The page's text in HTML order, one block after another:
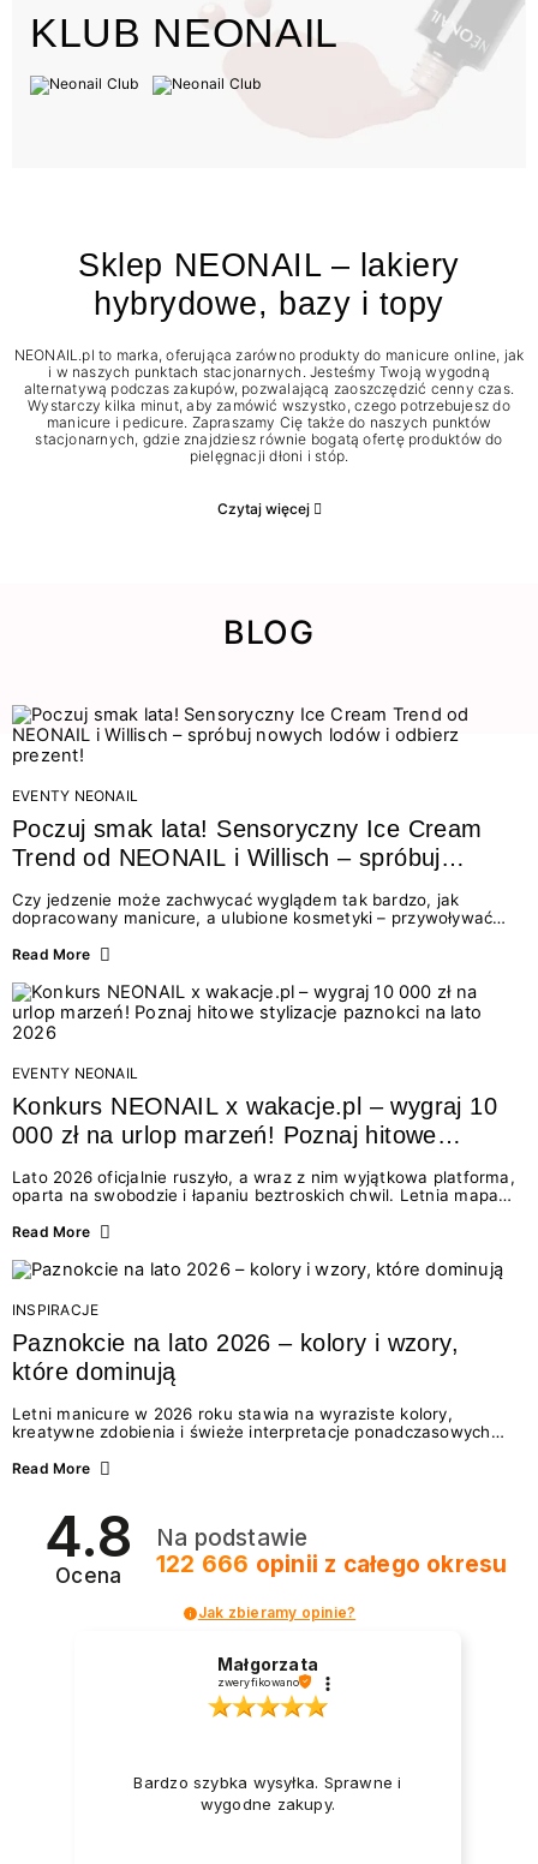
KLUB NEONAIL
Sklep NEONAIL – lakiery
hybrydowe, bazy i topy
NEONAIL.pl to marka, oferująca zarówno produkty do manicure online, jak
i w naszych punktach stacjonarnych. Jesteśmy Twoją wygodną
alternatywą podczas zakupów, pozwalającą zaoszczędzić cenny czas.
Wystarczy kilka minut, aby zamówić wszystko, czego potrzebujesz do
manicure i pedicure. Zapraszamy Cię także do naszych punktów
stacjonarnych, gdzie znajdziesz równie bogatą ofertę produktów do
pielęgnacji dłoni i stóp.
Czytaj więcej
BLOG
EVENTY NEONAIL
Poczuj smak lata! Sensoryczny Ice Cream
Trend od NEONAIL i Willisch – spróbuj
nowych lodów i odbierz prezent!
Czy jedzenie może zachwycać wyglądem tak bardzo, jak
dopracowany manicure, a ulubione kosmetyki – przywoływać
świata beauty i oszałamiających deserów to coś więcej niż
zmysłami: przez soczysty kolor, aksamitną teksturę,
orzeźwiający zapach i słodki akcent na podniebieniu. Tego lata
NEONAIL łączy siły z marką Willisch, tworząc unikalny projekt
na styku jedzenia i piękna....
Read More
EVENTY NEONAIL
Konkurs NEONAIL x wakacje.pl – wygraj 10
000 zł na urlop marzeń! Poznaj hitowe
Lato 2026 oficjalnie ruszyło, a wraz z nim wyjątkowa platforma,
oparta na swobodzie i łapaniu beztroskich chwil. Letnia mapa
doświadczenia wakacji – od spontanicznych wyjazdów, przez
Motywem przewodnim jest eksplorowanie i kolekcjonowanie
letnich momentów. Z tej okazji przygotowaliśmy coś absolutnie
wyjątkowego: wielki konkurs z wakacje.pl oraz dawkę
najgorętszych trendów w...
Read More
INSPIRACJE
Paznokcie na lato 2026 – kolory i wzory,
które dominują
Letni manicure w 2026 roku stawia na wyraziste kolory,
kreatywne zdobienia i świeże interpretacje ponadczasowych
zarówno energetycznych odcieni inspirowanych wakacjami, jak
2026? Znajdź inspirację dla swojego manicure!
Read More
4.8
Ocena
Na podstawie
122 666 opinii z całego okresu
Jak zbieramy opinie?
Małgorzata
zweryfikowano
Bardzo szybka wysyłka. Sprawne i
wygodne zakupy.